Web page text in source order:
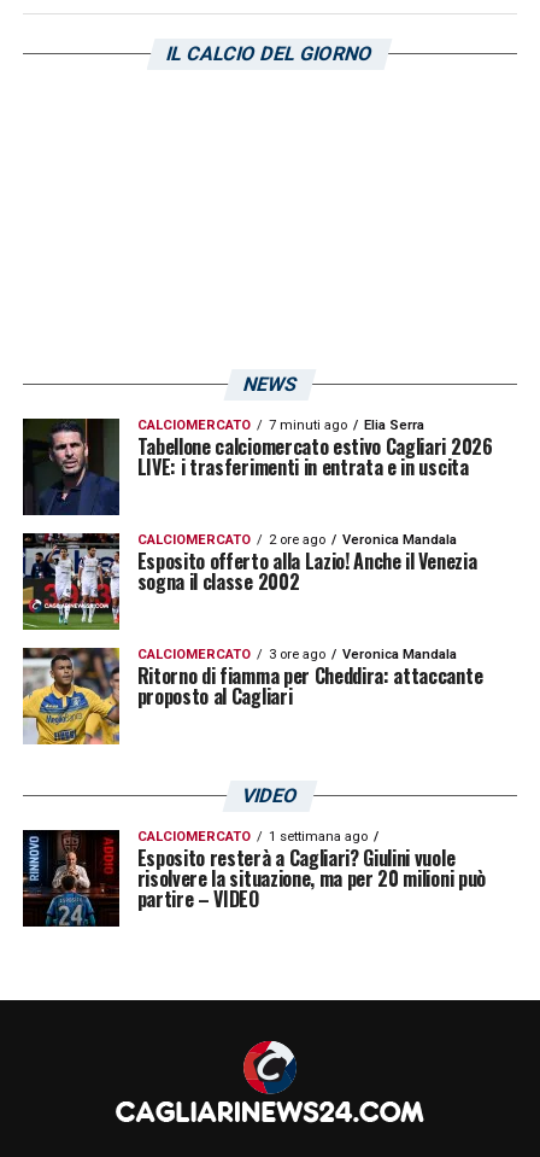
di concreto al momento.
IL CALCIO DEL GIORNO
NEWS
CALCIOMERCATO 7 minuti ago Elia Serra
Tabellone calciomercato estivo Cagliari 2026
LIVE: i trasferimenti in entrata e in uscita
CALCIOMERCATO 2 ore ago Veronica Mandala
Esposito offerto alla Lazio! Anche il Venezia
sogna il classe 2002
CALCIOMERCATO 3 ore ago Veronica Mandala
Ritorno di fiamma per Cheddira: attaccante
proposto al Cagliari
VIDEO
CALCIOMERCATO 1 settimana ago
Esposito resterà a Cagliari? Giulini vuole
risolvere la situazione, ma per 20 milioni può
partire – VIDEO